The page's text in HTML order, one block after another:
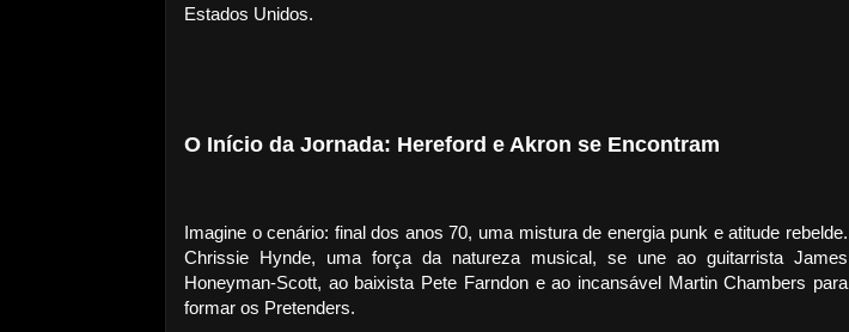
Estados Unidos.
O Início da Jornada: Hereford e Akron se Encontram
Imagine o cenário: final dos anos 70, uma mistura de energia punk e atitude rebelde.
Chrissie Hynde, uma força da natureza musical, se une ao guitarrista James
Honeyman-Scott, ao baixista Pete Farndon e ao incansável Martin Chambers para
formar os Pretenders.